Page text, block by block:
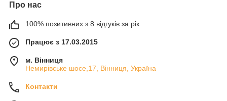
Про нас
100% позитивних з 8 відгуків за рік
Працює з 17.03.2015
м. Вінниця
Немирівське шосе,17, Вінниця, Україна
Контакти